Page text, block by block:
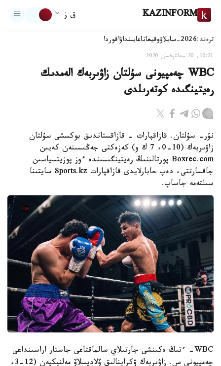
KAZINFORM ق ز
ترەند:2026-سايلاۋ وقيعاتاعايىنداۋاقوردا
10:21, 20 جەلتوقسان 2020
WBC چەمپيونى سۇلتان زاۋىربەك الەمدىك
رەيتينگىدە كوتەرىلدى
نۇر- سۇلتان. قازاقپارات - قازاقستاندىق بوكسشى سۇلتان
زاۋىربەك (10-0، 7 ك و) كەزەكتى جەڭىسىنەن كەيىن
Boxrec.com پورتالىنىڭ رەيتينگىسىندە ءوز پوزيتسياسىن
جاقسارتتى، دەپ حابارلايدى قازاقپارات Sports.kz سايتىنا
سىلتەمە جاساپ.
WBC- ءتىڭ ەكىنشى جارتىلاي سالماقتاعى جاستار اراسىنداعى
چەمپيونى س. زاۋىربەك ۋكراينالىق ۆلاديسلاۆ مەلنيكپەن (12-3،